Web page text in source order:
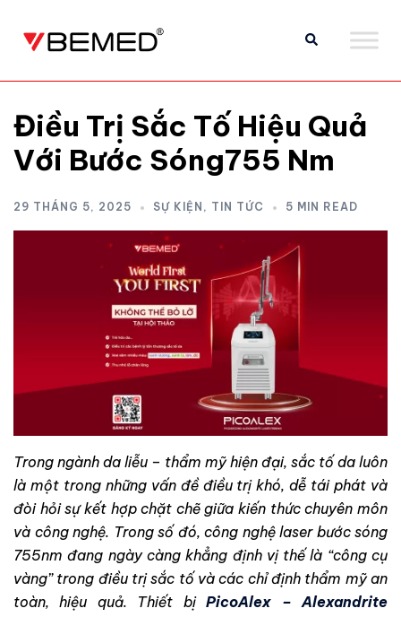
Điều Trị Sắc Tố Hiệu Quả
Với Bước Sóng755 Nm
29 THÁNG 5, 2025 SỰ KIỆN , TIN TỨC 5 MIN READ
Trong ngành da liễu – thẩm mỹ hiện đại, sắc tố da luôn
là một trong những vấn đề điều trị khó, dễ tái phát và
đòi hỏi sự kết hợp chặt chẽ giữa kiến thức chuyên môn
và công nghệ. Trong số đó, công nghệ laser bước sóng
755nm đang ngày càng khẳng định vị thế là “công cụ
vàng” trong điều trị sắc tố và các chỉ định thẩm mỹ an
toàn, hiệu quả. Thiết bịPicoAlex – Alexandrite